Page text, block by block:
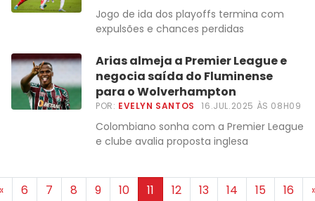
Jogo de ida dos playoffs termina com
expulsões e chances perdidas
Arias almeja a Premier League e
negocia saída do Fluminense
para o Wolverhampton
POR: EVELYN SANTOS 16.JUL.2025 ÀS 08H09
Colombiano sonha com a Premier League
e clube avalia proposta inglesa
6 7 8 9 10 11 12 13 14 15 16